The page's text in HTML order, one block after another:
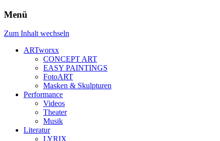
Menü
Zum Inhalt wechseln
ARTworxx
CONCEPT ART
EASY PAINTINGS
FotoART
Masken & Skulpturen
Performance
Videos
Theater
Musik
Literatur
LYRIX